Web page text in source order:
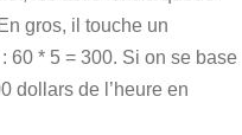
gros, il touche un
60 * 5 = 300. Si on se base
dollars de l’heure en